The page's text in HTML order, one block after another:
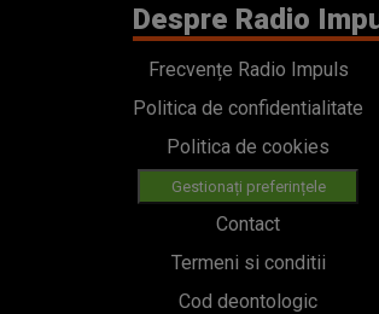
Despre Radio
Frecvențe Radio Impuls
Politica de confidentialitate
Politica de cookies
Gestionați preferințele
Contact
Termeni si conditii
Cod deontologic